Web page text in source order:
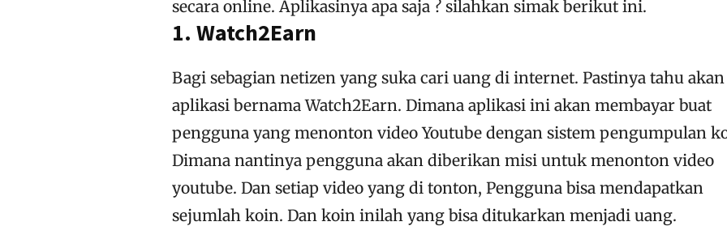
secara online. Aplikasinya apa saja ? silahkan simak berikut ini.
1. Watch2Earn
Bagi sebagian netizen yang suka cari uang di internet. Pastinya tahu akan
aplikasi bernama Watch2Earn. Dimana aplikasi ini akan membayar buat
pengguna yang menonton video Youtube dengan sistem pengumpulan
Dimana nantinya pengguna akan diberikan misi untuk menonton video
youtube. Dan setiap video yang di tonton, Pengguna bisa mendapatkan
sejumlah koin. Dan koin inilah yang bisa ditukarkan menjadi uang.